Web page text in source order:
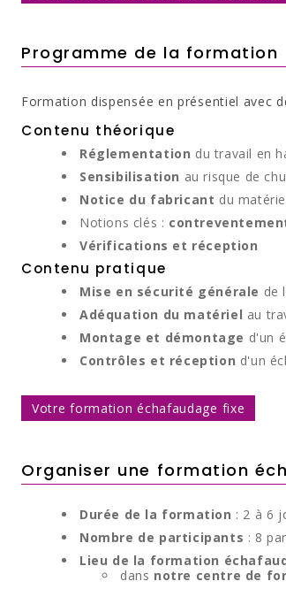
Programme de la formation
Formation dispensée en présentiel avec
Contenu théorique
Réglementation du travail en
Sensibilisation au risque de
Notice du fabricant du
Notions clés :
Vérifications et réception
Contenu pratique
Mise en sécurité générale de
Adéquation du matériel au
Montage et démontage d'un
Contrôles et réception d'un
Votre formation échafaudage fixe
Organiser une formation
Durée de la formation : 2 à 6
Nombre de participants : 8
Lieu de la formation
dans notre centre de